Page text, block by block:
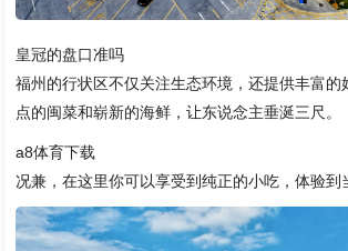
皇冠的盘口准吗
福州的行状区不仅关注生态环境，还提供丰富的
点的闽菜和崭新的海鲜，让东说念主垂涎三尺。
a8体育下载
况兼，在这里你可以享受到纯正的小吃，体验到